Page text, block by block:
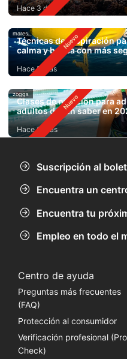
Hace 3 días
mares
Técnicas de respiración
calma y bucea con más
Hace 5 días
zoggs
Clases de natación para
adultos deben saber en
Hace 6 días
Suscripción al
Encuentra un
Encuentra tu
Empleo en todo el
Centro de ayuda
Preguntas más frecuentes
(FAQ)
Protección al consumidor
Verificación profesional (Pro
Check)